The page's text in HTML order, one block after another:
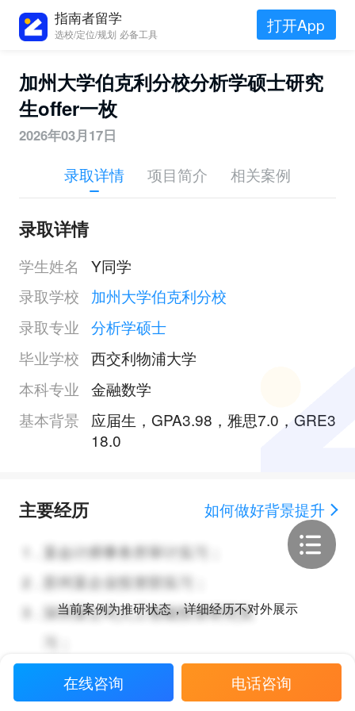
指南者留学
选校/定位/规划 必备工具 打开App
加州大学伯克利分校分析学硕士研究
生offer一枚
2026年03月17日
录取详情 项目简介 相关案例
录取详情
学生姓名
Y同学
录取学校
加州大学伯克利分校
录取专业 分析学硕士
毕业学校 西交利物浦大学
本科专业 金融数学
基本背景
应届生，GPA3.98，雅思7.0，GRE3
18.0
主要经历
如何做好背景提升
某会计师事务所审计实习；
2
苏州某企业投资部实习；
3
深圳某公司人工智能投资研究实
习；
当前案例为推研状态，详细经历不对外展示
在线咨询 电话咨询